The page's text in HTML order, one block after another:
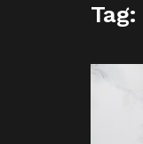
Tag: